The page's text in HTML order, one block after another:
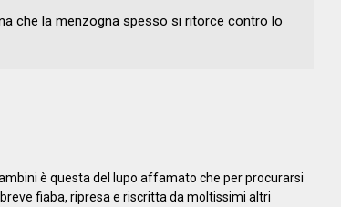
che la menzogna spesso si ritorce contro lo
è questa del lupo affamato che per procurarsi
fiaba, ripresa e riscritta da moltissimi altri